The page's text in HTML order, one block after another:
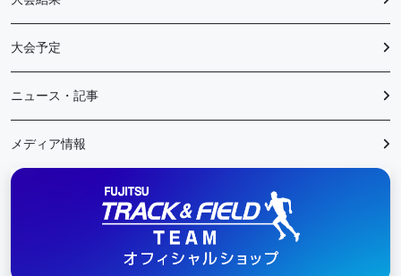
大会予定
ニュース・記事
メディア情報